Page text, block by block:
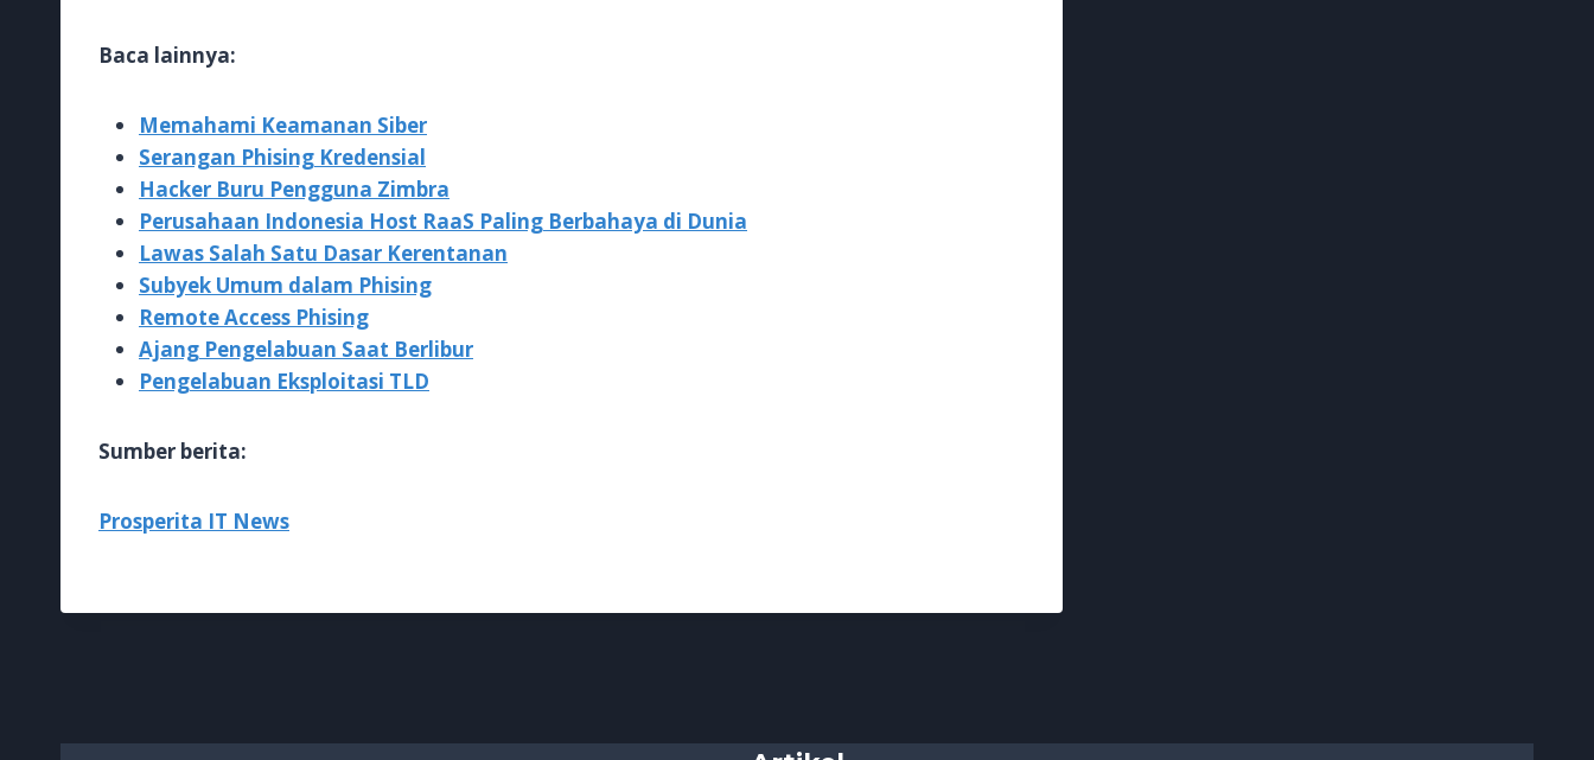
Baca lainnya:
Memahami Keamanan Siber
Serangan Phising Kredensial
Hacker Buru Pengguna Zimbra
Perusahaan Indonesia Host RaaS Paling Berbahaya di Dunia
Lawas Salah Satu Dasar Kerentanan
Subyek Umum dalam Phising
Remote Access Phising
Ajang Pengelabuan Saat Berlibur
Pengelabuan Eksploitasi TLD
Sumber berita:
Prosperita IT News